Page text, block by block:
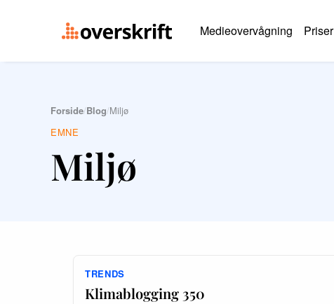
Medieovervågning Priser
Forside/Blog/Miljø
EMNE
Miljø
TRENDS
Klimablogging 350